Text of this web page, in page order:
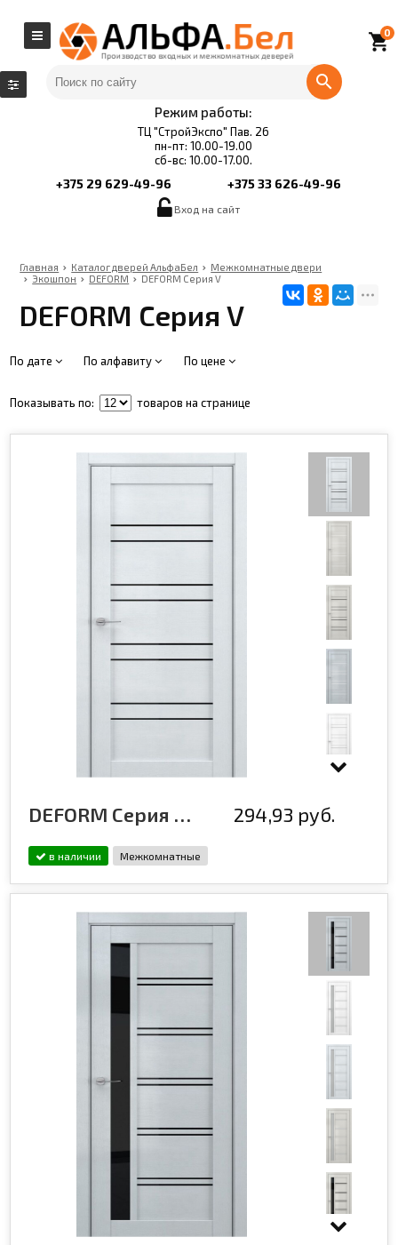
Режим работы:
ТЦ "СтройЭкспо" Пав. 26
пн-пт: 10.00-19.00
сб-вс: 10.00-17.00.
+375 29 629-49-96 +375 33 626-49-96
local_grocery_store
0
Вход на сайт
Главная Каталог дверей АльфаБел
Межкомнатные двери
Экошпон
DEFORM DEFORM Серия V
DEFORM Серия V
По дате По алфавиту По цене
Показывать по: товаров на странице
DEFORM Серия V15 294,93 руб.
в наличии Межкомнатные